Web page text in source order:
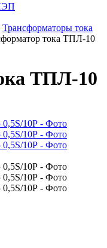
Трансформаторы тока
тока ТПЛ-10
ТПЛ-10